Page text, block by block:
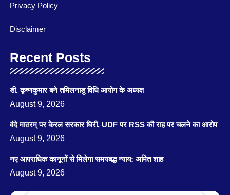
Privacy Policy
Disclaimer
Recent Posts
डी. कृष्णकुमार बने तमिलनाडु विधि आयोग के अध्यक्ष
August 9, 2026
वंदे मातरम् पर केरल सरकार घिरी, UDF पर RSS की राह पर चलने का आरोप
August 9, 2026
नए आपराधिक कानूनों से मिलेगा समयबद्ध न्याय: अमित शाह
August 9, 2026